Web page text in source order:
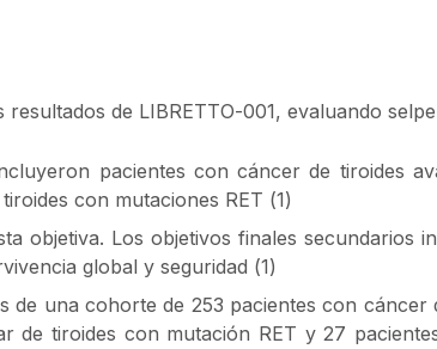
de LIBRETTO-001, evaluando
pacientes con cáncer de tiroides
con mutaciones RET (1)
objetiva. Los objetivos finales secundarios
global y seguridad (1)
una cohorte de 253 pacientes con cáncer
de tiroides con mutación RET y 27